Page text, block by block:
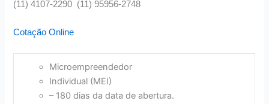
(11) 4107-2290 (11) 95956-2748
Cotação Online
Microempreendedor
Individual (MEI)
– 180 dias da data de abertura.